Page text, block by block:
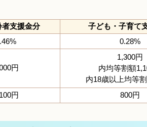
者支援金分 子ども・子育て
0.28%
円
1,300円
内均等割額
内18歳以上均等
円 800円